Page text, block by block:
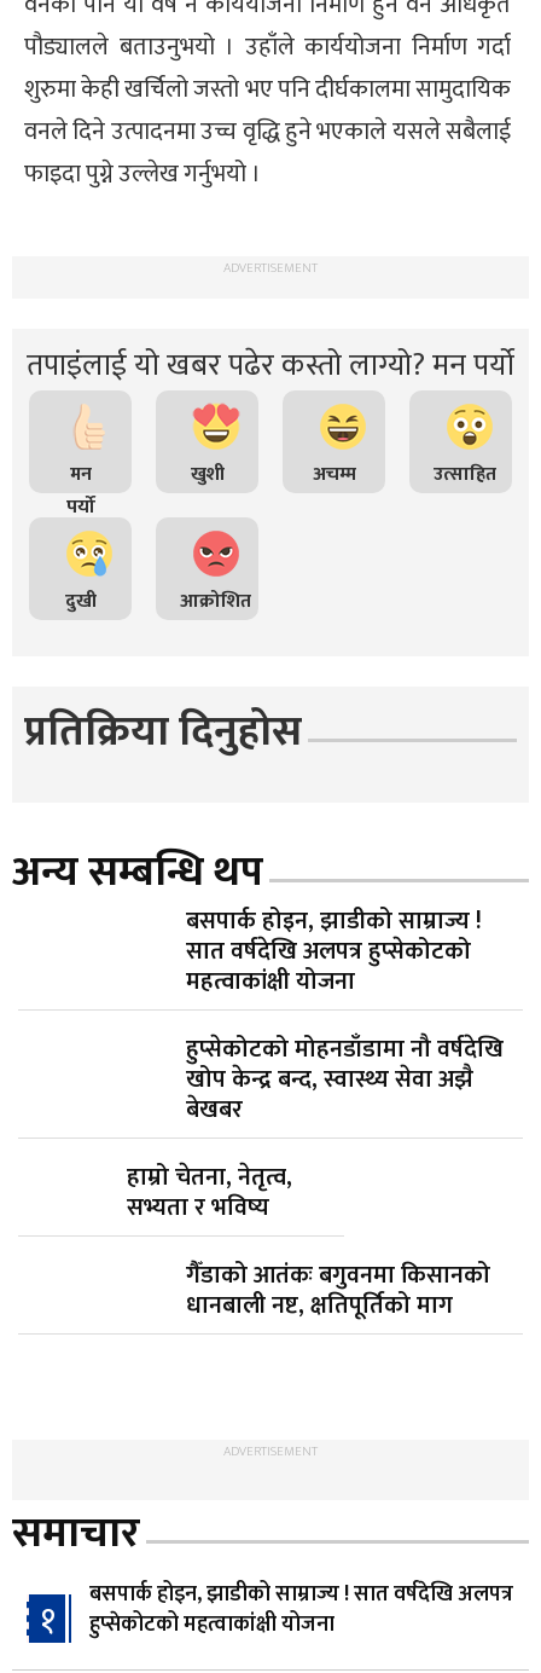
पौड्यालले बताउनुभयो । उहाँले कार्ययोजना निर्माण गर्दा
शुरुमा केही खर्चिलो जस्तो भए पनि दीर्घकालमा सामुदायिक
वनले दिने उत्पादनमा उच्च वृद्धि हुने भएकाले यसले सबैलाई
फाइदा पुग्ने उल्लेख गर्नुभयो ।
ADVERTISEMENT
तपाइंलाई यो खबर पढेर कस्तो लाग्यो? मन पर्यो
मन
पर्यो
खुशी अचम्म उत्साहित
दुखी आक्रोशित
प्रतिक्रिया दिनुहोस
अन्य सम्बन्धि थप
बसपार्क होइन, झाडीको साम्राज्य !
सात वर्षदेखि अलपत्र हुप्सेकोटको
महत्वाकांक्षी योजना
हुप्सेकोटको मोहनडाँडामा नौ वर्षदेखि
खोप केन्द्र बन्द, स्वास्थ्य सेवा अझै
बेखबर
हाम्रो चेतना, नेतृत्व,
सभ्यता र भविष्य
गैँडाको आतंकः बगुवनमा किसानको
धानबाली नष्ट, क्षतिपूर्तिको माग
ADVERTISEMENT
समाचार
१
बसपार्क होइन, झाडीको साम्राज्य ! सात वर्षदेखि अलपत्र
हुप्सेकोटको महत्वाकांक्षी योजना